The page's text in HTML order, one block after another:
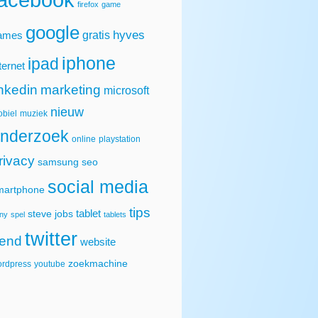
firefox game
google gratis hyves
ipad iphone
marketing microsoft
muziek nieuw
online playstation
samsung seo
social media
spel steve jobs tablet tablets tips
twitter website
youtube zoekmachine